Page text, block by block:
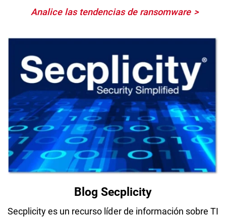
Analice las tendencias de ransomware
Blog Secplicity
Secplicity es un recurso líder de información sobre TI